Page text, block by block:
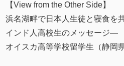
【View from the Other Side】
浜名湖畔で日本人生徒と寝食を
インド人高校生のメッセージ―
オイスカ高等学校留学生（静岡